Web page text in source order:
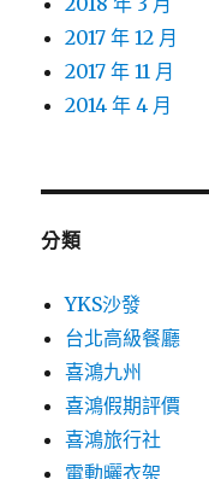
2017 年 12 月
2017 年 11 月
2014 年 4 月
分類
YKS沙發
台北高級餐廳
喜鴻九州
喜鴻假期評價
喜鴻旅行社
電動曬衣架